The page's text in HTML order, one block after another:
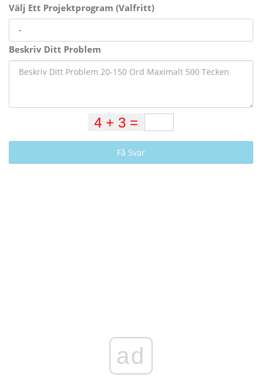
Välj Ett Projektprogram (Valfritt)
Beskriv Ditt Problem
Få Svar
ad